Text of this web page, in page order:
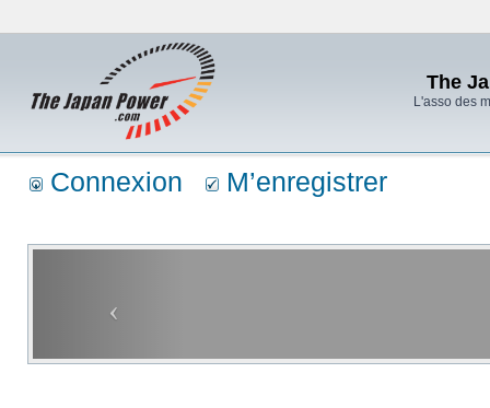
The
L'asso des
Connexion M’enregistrer